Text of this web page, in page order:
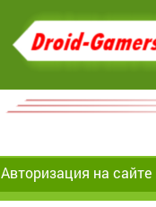
Авторизация на сайте